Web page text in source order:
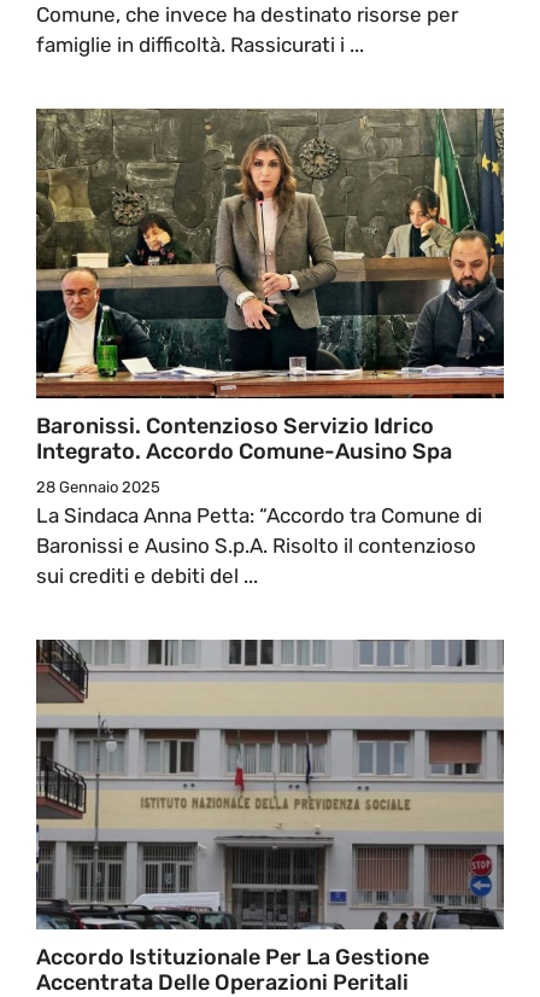
Comune, che invece ha destinato risorse per
famiglie in difficoltà. Rassicurati i ...
Baronissi. Contenzioso Servizio Idrico
Integrato. Accordo Comune-Ausino Spa
28 Gennaio 2025
La Sindaca Anna Petta: “Accordo tra Comune di
Baronissi e Ausino S.p.A. Risolto il contenzioso
sui crediti e debiti del ...
Accordo Istituzionale Per La Gestione
Accentrata Delle Operazioni Peritali